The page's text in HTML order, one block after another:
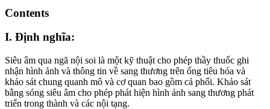
Contents
I. Định nghĩa:
Siêu âm qua ngã nội soi là một kỹ thuật cho phép thầy thuốc ghi
nhận hình ảnh và thông tin về sang thương trên ống tiêu hóa và
khảo sát chung quanh mô và cơ quan bao gồm cả phổi. Khảo sát
bằng sóng siêu âm cho phép phát hiện hình ảnh sang thương phát
triển trong thành và các nội tạng.